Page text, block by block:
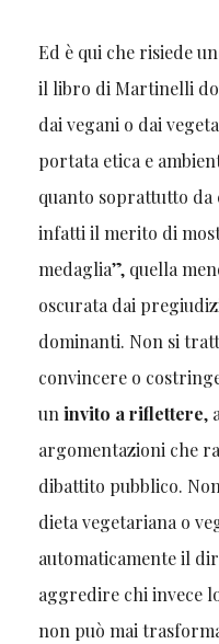
Ed è qui che risiede
il libro di Martinelli
dai vegani o dai
portata etica e
quanto soprattutto da
infatti il merito di
medaglia”, quella
oscurata dai
dominanti. Non si
convincere o
uninvito a riflettere,
argomentazioni che
dibattito pubblico.
dieta vegetariana o
automaticamente il
aggredire chi invece
non può mai